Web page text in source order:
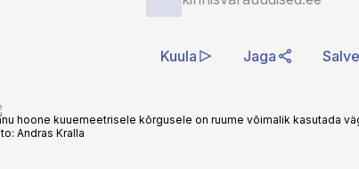
Kuula Jaga
hoone kuuemeetrisele kõrgusele on ruume võimalik kasutada
Andras Kralla